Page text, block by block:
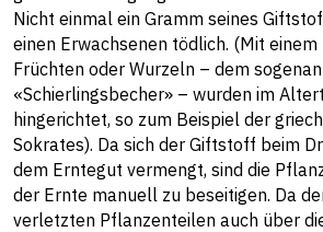
Nicht einmal ein Gramm seines
einen Erwachsenen tödlich. (Mit
Früchten oder Wurzeln – dem
«Schierlingsbecher» – wurden im
hingerichtet, so zum Beispiel der
Sokrates). Da sich der Giftstoff beim
dem Erntegut vermengt, sind die
der Ernte manuell zu beseitigen. Da
verletzten Pflanzenteilen auch über